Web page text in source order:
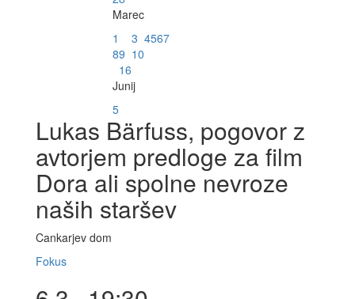
Marec
1
3 4567
89 10
16
Junij
5
Lukas Bärfuss, pogovor z
avtorjem predloge za film
Dora ali spolne nevroze
naših staršev
Cankarjev dom
Fokus